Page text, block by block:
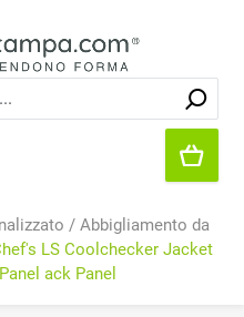
/ Abbigliamento da
LS Coolchecker Jacket
ack Panel